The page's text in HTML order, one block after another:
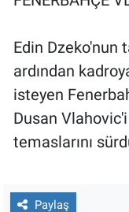
Edin Dzeko'nun
ardından
isteyen
Dusan
temaslarını
Paylaş
Yerel Yaşam
Canlı Yayın